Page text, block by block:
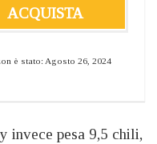
ACQUISTA
è stato: Agosto 26, 2024
invece pesa 9,5 chili,